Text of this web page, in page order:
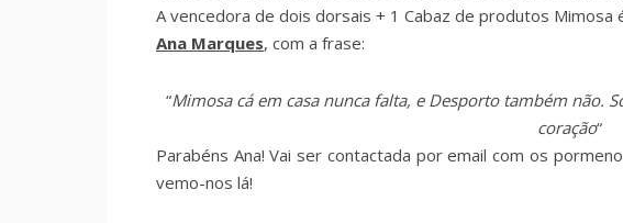
A vencedora de dois dorsais + 1 Cabaz de produtos Mimosa
Ana Marques, com a frase:
“Mimosa cá em casa nunca falta, e Desporto também não.
coração“
Parabéns Ana! Vai ser contactada por email com os
vemo-nos lá!